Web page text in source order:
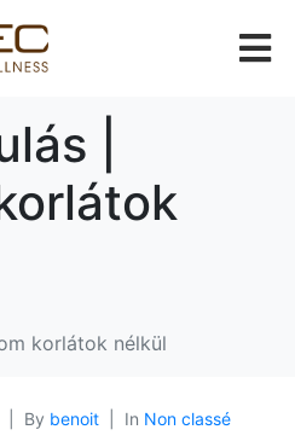
|
korlátok nélkül
By benoit In Non classé